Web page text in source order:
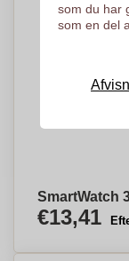
SmartWatch
€13,41
som du har
som en del